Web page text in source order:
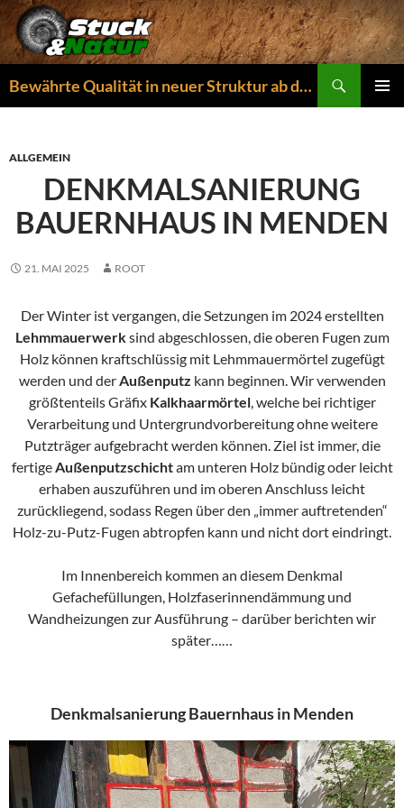
Zum
Inhalt
springen
Bewährte Qualität in neuer Struktur ab dem 01.04.2026
ALLGEMEIN
DENKMALSANIERUNG
BAUERNHAUS IN MENDEN
21. MAI 2025 ROOT
Der Winter ist vergangen, die Setzungen im 2024 erstellten
Lehmmauerwerksind abgeschlossen, die oberen Fugen zum
Holz können kraftschlüssig mit Lehmmauermörtel zugefügt
werden und derAußenputz kann beginnen. Wir verwenden
größtenteils Gräfix Kalkhaarmörtel, welche bei richtiger
Verarbeitung und Untergrundvorbereitung ohne weitere
Putzträger aufgebracht werden können. Ziel ist immer, die
fertigeAußenputzschichtam unteren Holz bündig oder leicht
erhaben auszuführen und im oberen Anschluss leicht
zurückliegend, sodass Regen über den „immer auftretenden“
Holz-zu-Putz-Fugen abtropfen kann und nicht dort eindringt.
Im Innenbereich kommen an diesem Denkmal
Gefachefüllungen, Holzfaserinnendämmung und
Wandheizungen zur Ausführung – darüber berichten wir
später……
Denkmalsanierung Bauernhaus in Menden